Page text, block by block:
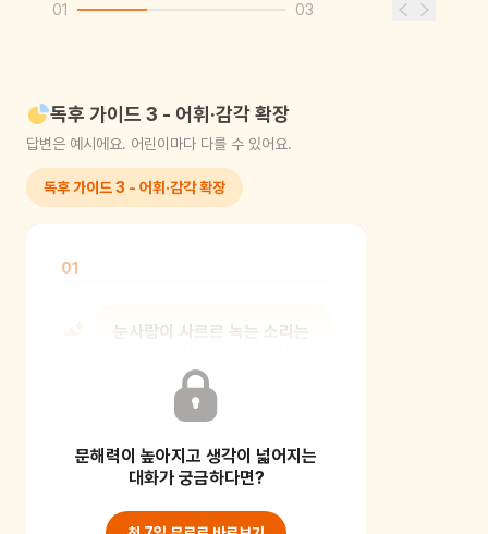
01 03
독후 가이드 3 - 어휘·감각 확장
답변은 예시에요. 어린이마다 다를 수 있어요.
독후 가이드 3 - 어휘·감각 확장
01
눈사람이 사르르 녹는 소리는
사라지는 소리와 비슷할까,
아니면 얼
감각적 비유는 보이지 않는 개념을
줍니다. 즉, 눈으
문해력이 높아지고 생각이 넓어지는
대화가 궁금하다면?